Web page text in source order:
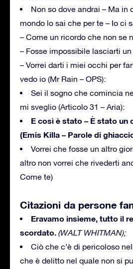
Non so dove andrai – Ma in
mondo lo sai che per te – Io ci
– Come un ricordo che non se
– Fosse impossibile lasciarti un
– Vorrei darti i miei occhi per
vedo io (Mr Rain – OPS):
Sei il sogno che comincia
mi sveglio (Articolo 31 – Aria):
E così è stato – È stato un
(Emis Killa – Parole di
Vorrei che fosse un altro
altro non vorrei che rivederti
Come te)
Citazioni da persone
Eravamo insieme, tutto il
scordato. (WALT WHITMAN);
Ciò che c’è di pericoloso
che è delitto nel quale non si